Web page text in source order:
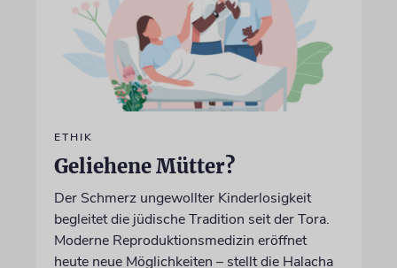
ETHIK
Geliehene Mütter?
Der Schmerz ungewollter Kinderlosigkeit
begleitet die jüdische Tradition seit der Tora.
Moderne Reproduktionsmedizin eröffnet
heute neue Möglichkeiten – stellt die Halacha